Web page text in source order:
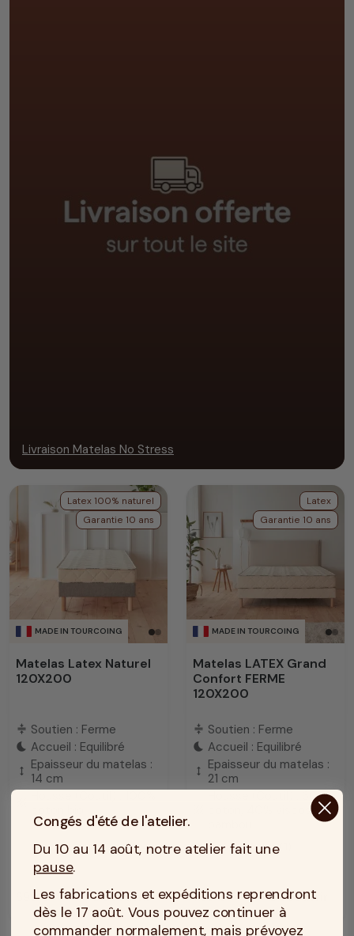
Livraison Matelas No Stress
MADE IN TOURCOING
Latex 100% naturel
Garantie 10 ans
Matelas Latex Naturel
120X200
compress Soutien : Ferme
bedtime Accueil : Equilibré
height
Epaisseur du matelas :
14 cm
699 € Découvrir
MADE IN TOURCOING
Latex
Garantie 10 ans
Matelas LATEX Grand
Confort FERME
120X200
compress Soutien : Ferme
bedtime Accueil : Equilibré
height
Epaisseur du matelas :
21 cm
Housse (Coutil) : 60%
coton, 40% viscose de
5/5
Prix
799 € Découvrir
Congés d'été de l'atelier.
Du 10 au 14 août, notre atelier fait une
pause.
Les fabrications et expéditions reprendront
dès le 17 août. Vous pouvez continuer à
commander normalement, mais prévoyez